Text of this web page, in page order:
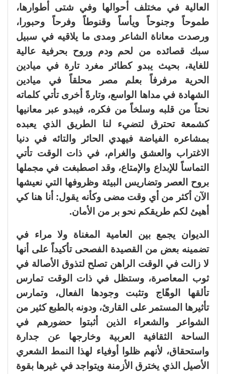
العالية في مختلف أحوالها وفي شتى أطوارها،
طموحاً وجنوحاً ويأساً وقنوطاً وفرحاً وحبورا،
ورصدت معاناة الشاعر ومدى ما يلاقيه في سبيل
سبك قصائده من لحم ودم وروح بحرفية عالية
للغاية، بحيث يبدو كطائر مغرد تارة في ميادين
الحرية مرفرفاً بعلم مصر محلقاً في ميادين
الشهادة في مداها الواسع، وتارةً أخرى تأتي كلماته
نحتاً من قلبه وسلخاً من فكره، فيبدو عبر معانيها
كشمعة تحترق لتضيء لنا الطريق الذي يعبده
بمشاعره الفياضة فيهدي الحائر والتائه في دنيا
الاغتراب والعشق والغرام، في ذات الوقت تأتي
التماساً للإبداع والإمتاع، وقد اصطبغت في مجملها
بروح العصر وتضاريس البيئة وظروفها التي نعيشها
الآن أكثر من أي وقت مضى وكأنه يقول: أنا هنا كي
أهيئ لكم طريقكم نحو بر من الأمان.
الديوان يجمع بين العامية المغناة ولا مراء في
تضمينه بعض من القصيدة الفصحى تأكيداً على أنها
لا زالت في الوقت الراهن تصلح لتذوق الأصالة في
ثوب المعاصرة، وستظل في ذات الوقت تمارس
تألقها الوهّاج وتثبت وجودها الفعال، وتمارس
تأثيرها المستمر على القارئ، ودونه بالطبع كثير من
الشواعر والشعراء الذين أثبتوا حضورهم في
الساحة الثقافية العربية وخارجها عن جدارة
واستحقاق، لأنهم ظلوا أوفياء لهذا النمط الشعري
الأصيل الذي يخترق الأزمنة ويتواجد في غيرها بقوة